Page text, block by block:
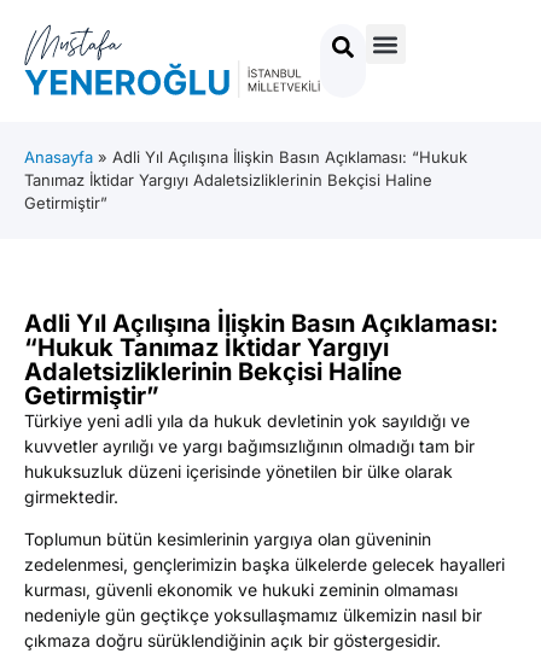
Anasayfa » Adli Yıl Açılışına İlişkin Basın Açıklaması: “Hukuk
Tanımaz İktidar Yargıyı Adaletsizliklerinin Bekçisi Haline
Getirmiştir”
Adli Yıl Açılışına İlişkin Basın Açıklaması:
“Hukuk Tanımaz İktidar Yargıyı
Adaletsizliklerinin Bekçisi Haline
Getirmiştir”
Türkiye yeni adli yıla da hukuk devletinin yok sayıldığı ve
kuvvetler ayrılığı ve yargı bağımsızlığının olmadığı tam bir
hukuksuzluk düzeni içerisinde yönetilen bir ülke olarak
girmektedir.
Toplumun bütün kesimlerinin yargıya olan güveninin
zedelenmesi, gençlerimizin başka ülkelerde gelecek hayalleri
kurması, güvenli ekonomik ve hukuki zeminin olmaması
nedeniyle gün geçtikçe yoksullaşmamız ülkemizin nasıl bir
çıkmaza doğru sürüklendiğinin açık bir göstergesidir.